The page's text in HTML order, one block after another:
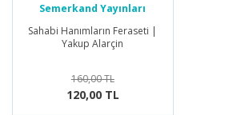
Semerkand Yayınları
Sahabi Hanımların Feraseti |
Yakup Alarçin
160,00 TL
120,00 TL